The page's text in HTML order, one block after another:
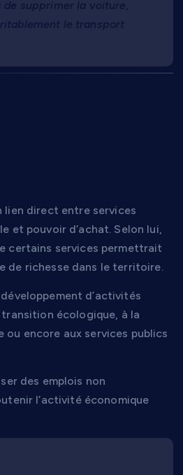
de supprimer la voiture,
le transport
lien direct entre services
et pouvoir d’achat. Selon lui,
certains services permettrait
de richesse dans le territoire.
d’activités
écologique, à la
encore aux services publics
des emplois non
l’activité économique